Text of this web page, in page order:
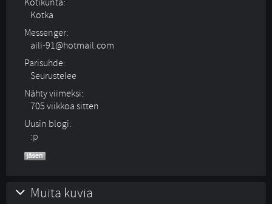
Kotikunta:
Kotka
Messenger:
aili-91@hotmail.com
Parisuhde:
Seurustelee
Nähty viimeksi:
705 viikkoa sitten
Uusin blogi:
:p
Muita kuvia